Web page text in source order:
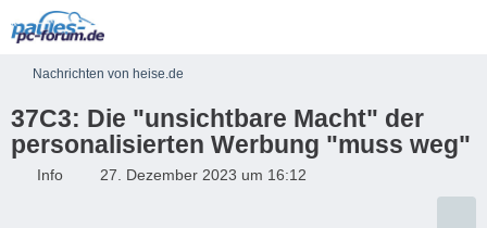
Nachrichten von heise.de
37C3: Die "unsichtbare Macht" der
personalisierten Werbung "muss weg"​
Info 27. Dezember 2023 um 16:12